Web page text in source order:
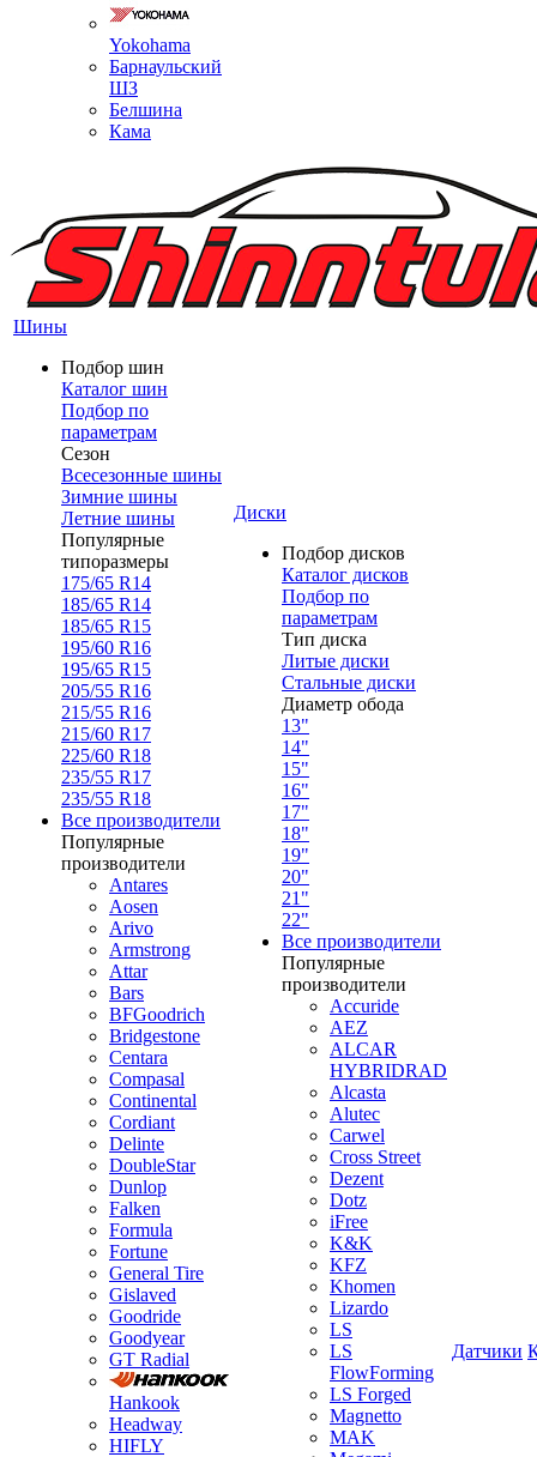
Yokohama
Барнаульский
ШЗ
Белшина
Кама
Шины
Подбор шин
Каталог шин
Подбор по
параметрам
Сезон
Всесезонные шины
Зимние шины
Летние шины
Популярные
типоразмеры
175/65 R14
185/65 R14
185/65 R15
195/60 R16
195/65 R15
205/55 R16
215/55 R16
215/60 R17
225/60 R18
235/55 R17
235/55 R18
Все производители
Популярные
производители
Antares
Aosen
Arivo
Armstrong
Attar
Bars
BFGoodrich
Bridgestone
Centara
Compasal
Continental
Cordiant
Delinte
DoubleStar
Dunlop
Falken
Formula
Fortune
General Tire
Gislaved
Goodride
Goodyear
GT Radial
Hankook
Headway
HIFLY
Диски
Подбор дисков
Каталог дисков
Подбор по
параметрам
Тип диска
Литые диски
Стальные диски
Диаметр обода
13"
14"
15"
16"
17"
18"
19"
20"
21"
22"
Все производители
Популярные
производители
Accuride
AEZ
ALCAR
HYBRIDRAD
Alcasta
Alutec
Carwel
Cross Street
Dezent
Dotz
iFree
K&K
KFZ
Khomen
Lizardo
LS
LS
FlowForming
LS Forged
Magnetto
MAK
Датчики